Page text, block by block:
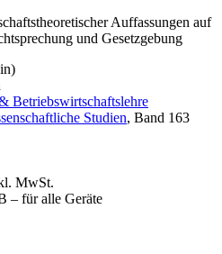
Auffassungen auf
und Gesetzgebung
Betriebswirtschaftslehre
Studien, Band 163
MwSt.
– für alle Geräte